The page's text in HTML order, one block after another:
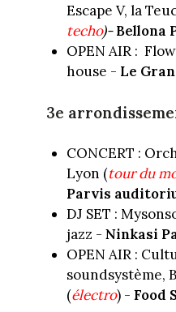
Escape V, la
techo)- Bellona
OPEN AIR :
house - Le
3e
CONCERT :
Lyon (tour du
Parvis
DJ SET :
jazz - Ninkasi
OPEN AIR :
soundsystème,
(électro) - Food